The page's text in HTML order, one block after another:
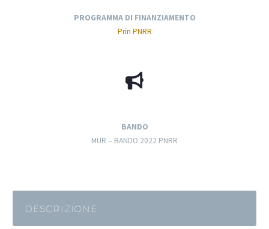
PROGRAMMA DI FINANZIAMENTO
Prin PNRR
BANDO
MUR – BANDO 2022 PNRR
DESCRIZIONE